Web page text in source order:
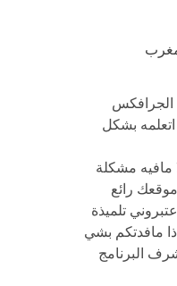
الجرافكس
بشكل
مافيه مشكلة
رائع
تلميذة
مافدتكم بشي
البرنامج